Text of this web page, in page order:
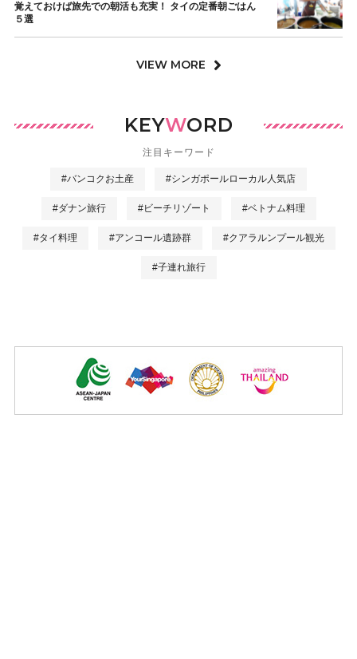
覚えておけば旅先での朝活も充実！ タイの定番朝ごはん
５選
VIEW MORE
KEYWORD
注目キーワード
#バンコクお土産 #シンガポールローカル人気店
#ダナン旅行 #ビーチリゾート #ベトナム料理
#タイ料理 #アンコール遺跡群 #クアラルンプール観光
#子連れ旅行